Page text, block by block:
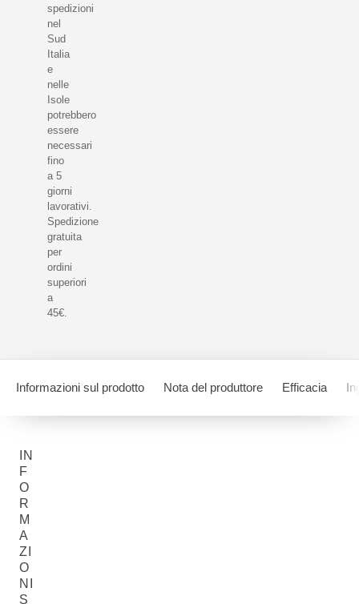
spedizioni
nel
Sud
Italia
e
nelle
Isole
potrebbero
essere
necessari
fino
a 5
giorni
lavorativi.
Spedizione
gratuita
per
ordini
superiori
a
45€.
Informazioni sul prodotto Nota del produttore Efficacia
IN
F
O
R
M
A
ZI
O
NI
S